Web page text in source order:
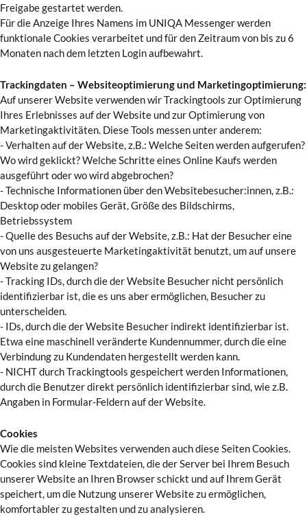
Freigabe gestartet werden.
Für die Anzeige Ihres Namens im UNIQA Messenger werden
funktionale Cookies verarbeitet und für den Zeitraum von bis zu 6
Monaten nach dem letzten Login aufbewahrt.
Trackingdaten – Websiteoptimierung und Marketingoptimierung:
Auf unserer Website verwenden wir Trackingtools zur Optimierung
Ihres Erlebnisses auf der Website und zur Optimierung von
Marketingaktivitäten. Diese Tools messen unter anderem:
- Verhalten auf der Website, z.B.: Welche Seiten werden aufgerufen?
Wo wird geklickt? Welche Schritte eines Online Kaufs werden
ausgeführt oder wo wird abgebrochen?
- Technische Informationen über den Websitebesucher:innen, z.B.:
Desktop oder mobiles Gerät, Größe des Bildschirms,
Betriebssystem
- Quelle des Besuchs auf der Website, z.B.: Hat der Besucher eine
von uns ausgesteuerte Marketingaktivität benutzt, um auf unsere
Website zu gelangen?
- Tracking IDs, durch die der Website Besucher nicht persönlich
identifizierbar ist, die es uns aber ermöglichen, Besucher zu
unterscheiden.
- IDs, durch die der Website Besucher indirekt identifizierbar ist.
Etwa eine maschinell veränderte Kundennummer, durch die eine
Verbindung zu Kundendaten hergestellt werden kann.
- NICHT durch Trackingtools gespeichert werden Informationen,
durch die Benutzer direkt persönlich identifizierbar sind, wie z.B.
Angaben in Formular-Feldern auf der Website.
Cookies
Wie die meisten Websites verwenden auch diese Seiten Cookies.
Cookies sind kleine Textdateien, die der Server bei Ihrem Besuch
unserer Website an Ihren Browser schickt und auf Ihrem Gerät
speichert, um die Nutzung unserer Website zu ermöglichen,
komfortabler zu gestalten und zu analysieren.